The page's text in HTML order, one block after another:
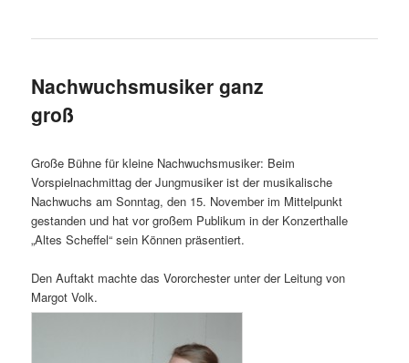
Nachwuchsmusiker ganz
groß
Große Bühne für kleine Nachwuchsmusiker: Beim
Vorspielnachmittag der Jungmusiker ist der musikalische
Nachwuchs am Sonntag, den 15. November im Mittelpunkt
gestanden und hat vor großem Publikum in der Konzerthalle
„Altes Scheffel“ sein Können präsentiert.
Den Auftakt machte das Vororchester unter der Leitung von
Margot Volk.